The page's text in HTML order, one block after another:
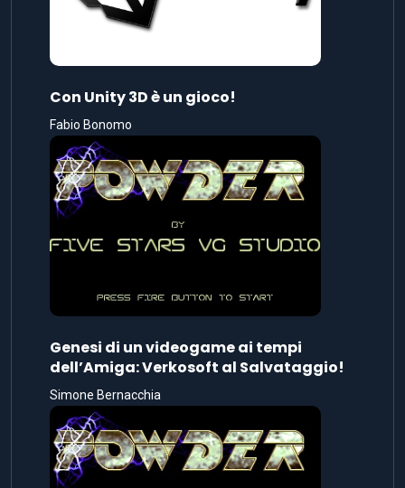
Con Unity 3D è un gioco!
Fabio Bonomo
Genesi di un videogame ai tempi
dell’Amiga: Verkosoft al Salvataggio!
Simone Bernacchia